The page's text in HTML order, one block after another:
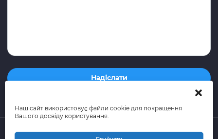
Наш сайт використовує файли cookie для покращення
Вашого досвіду користування.